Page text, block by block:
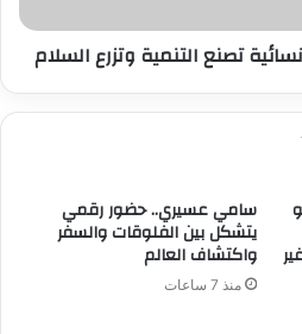
تصنع التنمية وتزرع السلام
سامي عسيري.. حضور رقمي
يتشكل بين الفلوقات والسفر
واكتشاف العالم
منذ 7 ساعات